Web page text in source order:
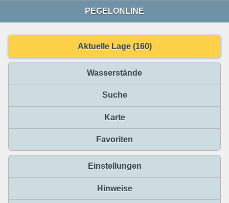
PEGELONLINE
Aktuelle Lage (160)
Wasserstände
Suche
Karte
Favoriten
Einstellungen
Hinweise